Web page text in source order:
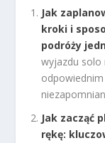
Jak
kroki i
podróży
wyjazdu solo
Jak zacząć
rękę: